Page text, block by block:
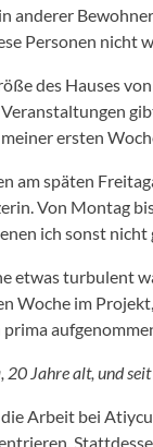
anderer
Personen nicht
des Hauses
ersten
am späten
Von Montag
ich sonst
etwas turbulent
Woche im
prima
20 Jahre alt, und
Arbeit bei